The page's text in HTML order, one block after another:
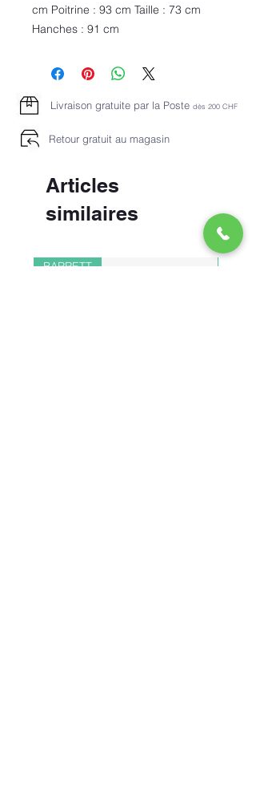
cm Poitrine : 93 cm Taille : 73 cm
Hanches : 91 cm
Livraison gratuite par la Poste dès 200 CHF
Retour gratuit au magasin
Articles
similaires
BARRETT